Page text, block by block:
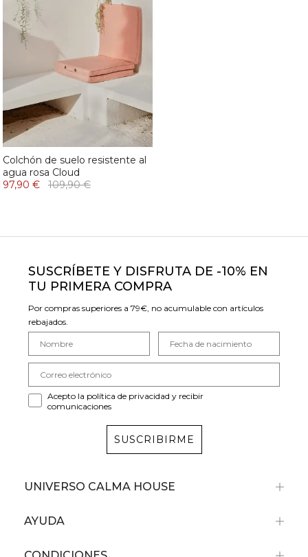
Colchón de suelo resistente al
agua rosa Cloud
97,90 €
109,90 €
SUSCRÍBETE Y DISFRUTA DE -10% EN
TU PRIMERA COMPRA
Por compras superiores a 79€, no acumulable con artículos
rebajados.
Acepto la política de privacidad y recibir
comunicaciones
SUSCRIBIRME
UNIVERSO CALMA HOUSE
AYUDA